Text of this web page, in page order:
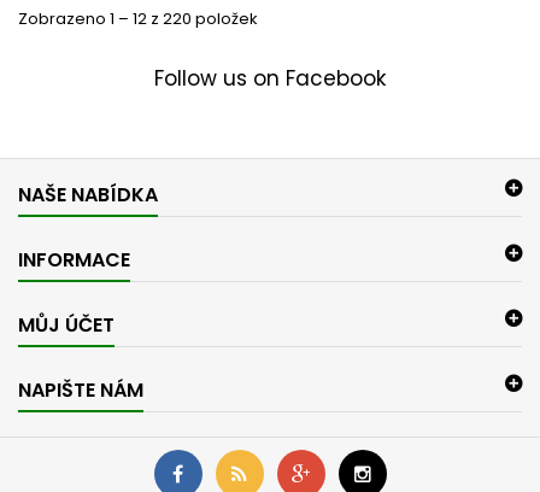
Zobrazeno 1 – 12 z 220 položek
Follow us on Facebook
NAŠE NABÍDKA
INFORMACE
MŮJ ÚČET
NAPIŠTE NÁM